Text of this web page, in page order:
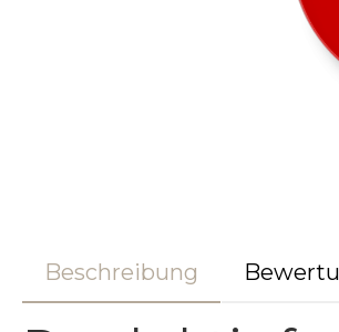
Beschreibung